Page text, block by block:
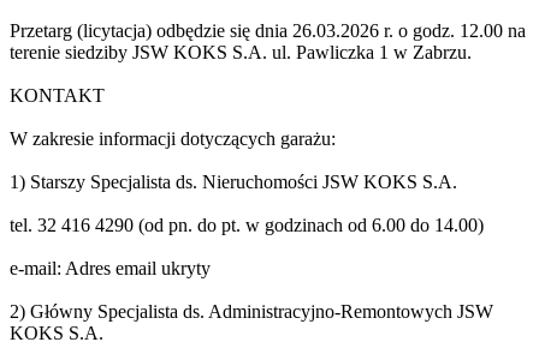
Przetarg (licytacja) odbędzie się dnia 26.03.2026 r. o godz. 12.00 na
terenie siedziby JSW KOKS S.A. ul. Pawliczka 1 w Zabrzu.
KONTAKT
W zakresie informacji dotyczących garażu:
1) Starszy Specjalista ds. Nieruchomości JSW KOKS S.A.
tel. 32 416 4290 (od pn. do pt. w godzinach od 6.00 do 14.00)
e-mail: Adres email ukryty
2) Główny Specjalista ds. Administracyjno-Remontowych JSW
KOKS S.A.